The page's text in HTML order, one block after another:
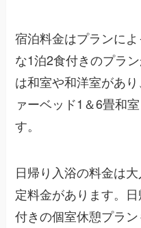
宿泊料金はプランに
な1泊2食付きのプラ
は和室や和洋室があ
ァーベッド1＆6畳和
す。
日帰り入浴の料金は
定料金があります。
付きの個室休憩プラ